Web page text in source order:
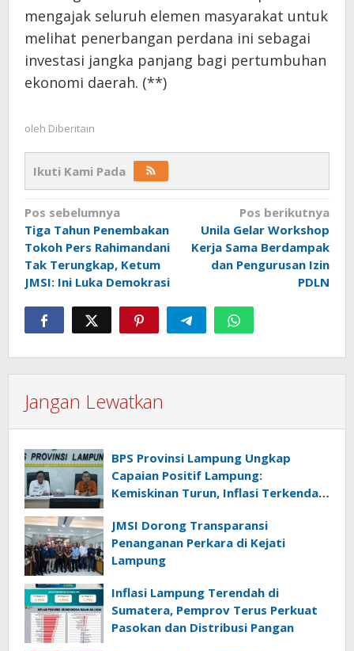
mengajak seluruh elemen masyarakat untuk
melihat penerbangan perdana ini sebagai
investasi jangka panjang bagi pertumbuhan
ekonomi daerah. (**)
oleh Diberitain
Ikuti Kami Pada
Navigasi
pos
Pos sebelumnya
Tiga Tahun Penembakan
Tokoh Pers Rahimandani
Tak Terungkap, Ketum
JMSI: Ini Luka Demokrasi
Pos berikutnya
Unila Gelar Workshop
Kerja Sama Berdampak
dan Pengurusan Izin
PDLN
Jangan Lewatkan
BPS Provinsi Lampung Ungkap
Capaian Positif Lampung:
Kemiskinan Turun, Inflasi Terkendali,
JMSI Dorong Transparansi
Penanganan Perkara di Kejati
Lampung
Inflasi Lampung Terendah di
Sumatera, Pemprov Terus Perkuat
Pasokan dan Distribusi Pangan